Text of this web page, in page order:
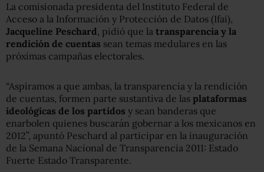
La comisionada presidenta del Instituto Federal de
Acceso a la Información y Protección de Datos (Ifai),
Jacqueline Peschard, pidió que la transparencia y la
rendición de cuentas sean temas medulares en las
próximas campañas electorales.
“Aspiramos a que ambas, la transparencia y la rendición
de cuentas, formen parte sustantiva de las plataformas
ideológicas de los partidos y sean banderas que
enarbolen quienes buscarán gobernar a los mexicanos en
2012”, apuntó Peschard al participar en la inauguración
de la Semana Nacional de Transparencia 2011: Estado
Fuerte Estado Transparente.